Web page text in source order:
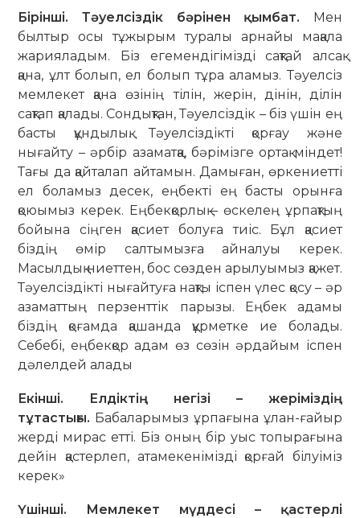
Бірінші. Тәуелсіздік бәрінен қымбат.
Мен
былтыр осы тұжырым туралы арнайы мақала
жарияладым. Біз егемендігімізді сақтай алсақ
қана, ұлт болып, ел болып тұра аламыз. Тәуелсіз
мемлекет қана өзінің тілін, жерін, дінін, ділін
сақтап қалады. Сондықтан, Тәуелсіздік – біз үшін ең
басты құндылық. Тәуелсіздікті қорғау және
нығайту – әрбір азаматқа, бәрімізге ортақ міндет!
Тағы да қайталап айтамын. Дамыған, өркениетті
ел боламыз десек, еңбекті ең басты орынға
қоюымыз керек. Еңбекқорлық – өскелең ұрпақтың
бойына сіңген қасиет болуға тиіс. Бұл қасиет
біздің өмір салтымызға айналуы керек.
Масылдық ниеттен, бос сөзден арылуымыз қажет.
Тәуелсіздікті нығайтуға нақты іспен үлес қосу – әр
азаматтың перзенттік парызы. Еңбек адамы
біздің қоғамда қашанда құрметке ие болады.
Себебі, еңбекқор адам өз сөзін әрдайым іспен
дәлелдей алады
Екінші. Елдіктің негізі – жеріміздің
тұтастығы. Бабаларымыз ұрпағына ұлан-ғайыр
жерді мирас етті. Біз оның бір уыс топырағына
дейін қастерлеп, атамекенімізді қорғай білуіміз
керек»
Үшінші. Мемлекет мүддесі – қастерлі